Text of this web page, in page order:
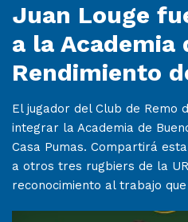
Juan Louge
a la Academia
Rendimiento
El jugador del Club de Remo
integrar la Academia de
Casa Pumas. Compartirá
a otros tres rugbiers de la
reconocimiento al trabajo